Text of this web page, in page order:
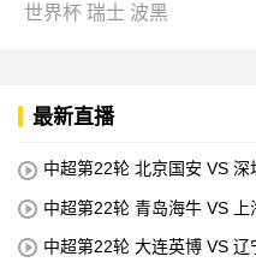
世界杯 瑞士 波黑
最新直播
中超第22轮 北京国安 VS 深
中超第22轮 青岛海牛 VS 上
中超第22轮 大连英博 VS 辽